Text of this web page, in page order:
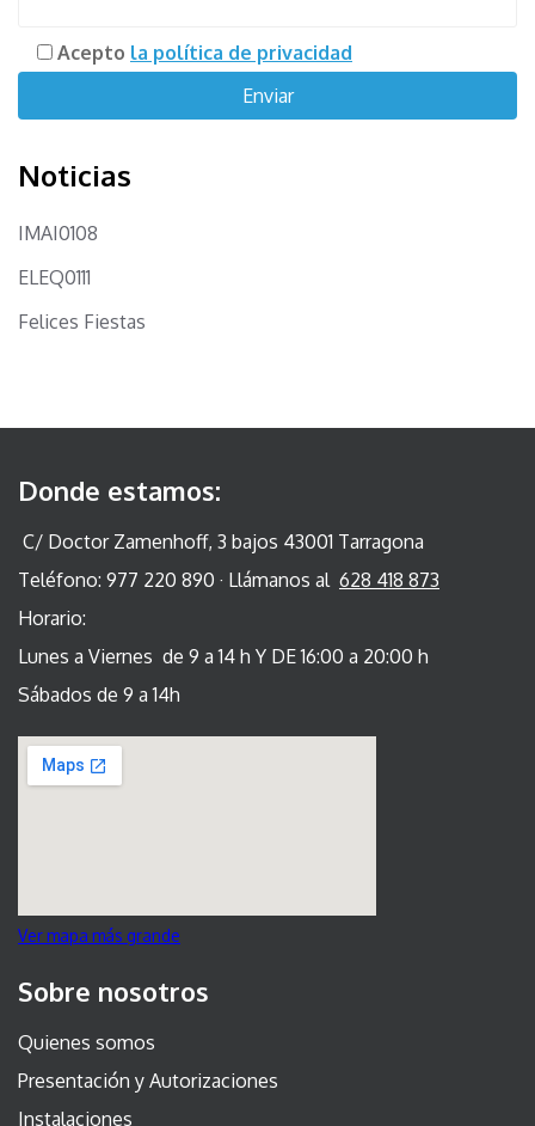
Acepto la política de privacidad
Noticias
IMAI0108
ELEQ0111
Felices Fiestas
Donde estamos:
C/ Doctor Zamenhoff, 3 bajos 43001 Tarragona
Teléfono: 977 220 890 · Llámanos al 628 418 873
Horario:
Lunes a Viernes de 9 a 14 h Y DE 16:00 a 20:00 h
Sábados de 9 a 14h
Ver mapa más grande
Sobre nosotros
Quienes somos
Presentación y Autorizaciones
Instalaciones